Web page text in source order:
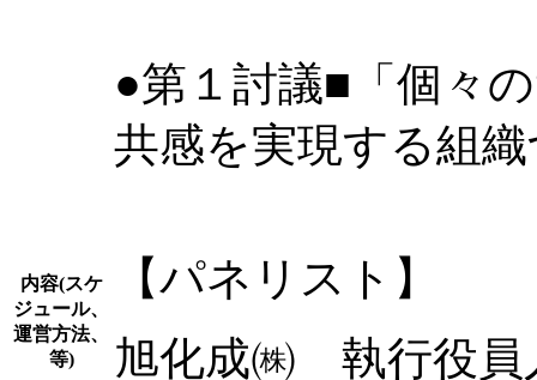
内容(スケ
ジュール、
運営方法、
等)
●第１討議■「個々
共感を実現する組
【パネリスト】
旭化成㈱ 執行役